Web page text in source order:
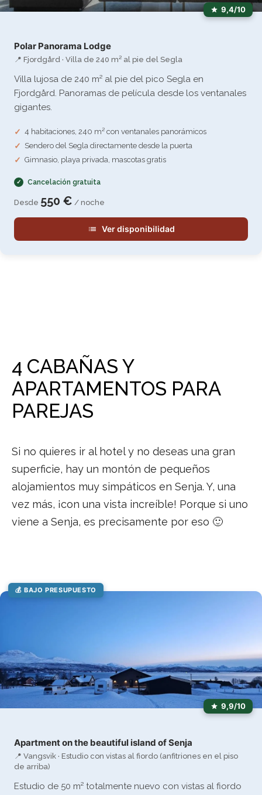
9,4/10
Polar Panorama Lodge
📍 Fjordgård · Villa de 240 m² al pie del Segla
Villa lujosa de 240 m² al pie del pico Segla en
Fjordgård. Panoramas de película desde los ventanales
gigantes.
4 habitaciones, 240 m² con ventanales panorámicos
Sendero del Segla directamente desde la puerta
Gimnasio, playa privada, mascotas gratis
Cancelación gratuita
Desde 550 € / noche
Ver disponibilidad
4 CABAÑAS Y
APARTAMENTOS PARA
PAREJAS
Si no quieres ir al hotel y no deseas una gran
superficie, hay un montón de pequeños
alojamientos muy simpáticos en Senja. Y, una
vez más, ¡con una vista increíble! Porque si uno
viene a Senja, es precisamente por eso 🙂
💰 BAJO PRESUPUESTO
9,9/10
Apartment on the beautiful island of Senja
📍 Vangsvik · Estudio con vistas al fiordo (anfitriones en el piso
de arriba)
Estudio de 50 m² totalmente nuevo con vistas al fiordo